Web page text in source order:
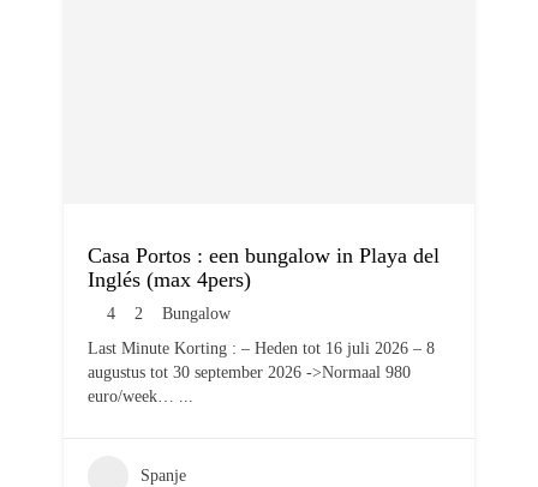
Casa Portos : een bungalow in Playa del
Inglés (max 4pers)
4 2
Bungalow
Last Minute Korting : – Heden tot 16 juli 2026 – 8
augustus tot 30 september 2026 ->Normaal 980
euro/week… ...
Spanje